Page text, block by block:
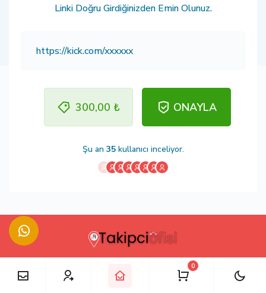
0
Linki Doğru Girdiğinizden Emin Olunuz.
300,00 ₺ ONAYLA
Şu an 35kullanıcı inceliyor.